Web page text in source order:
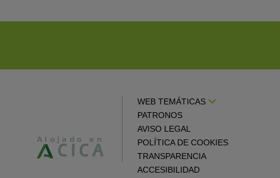
WEB TEMÁTICAS
PATRONOS
AVISO LEGAL
POLÍTICA DE COOKIES
TRANSPARENCIA
ACCESIBILIDAD